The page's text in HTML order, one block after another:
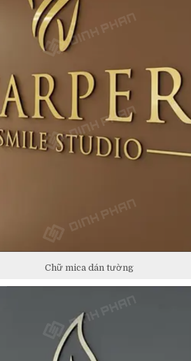
Chữ mica dán tường